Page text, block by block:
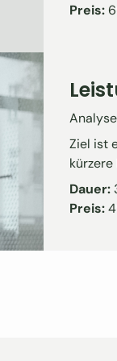
Preis:
Ziel ist
kürzere
Dauer:
Preis: